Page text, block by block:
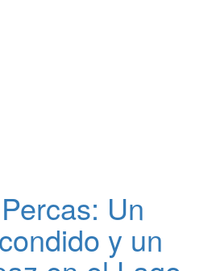
Un
y un